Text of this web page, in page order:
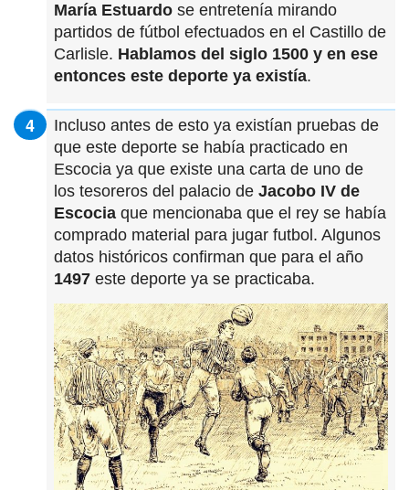
María Estuardo se entretenía mirando
partidos de fútbol efectuados en el Castillo de
Carlisle. Hablamos del siglo 1500 y en ese
entonces este deporte ya existía.
Incluso antes de esto ya existían pruebas de
que este deporte se había practicado en
Escocia ya que existe una carta de uno de
los tesoreros del palacio de Jacobo IV de
Escocia que mencionaba que el rey se había
comprado material para jugar futbol. Algunos
datos históricos confirman que para el año
1497 este deporte ya se practicaba.